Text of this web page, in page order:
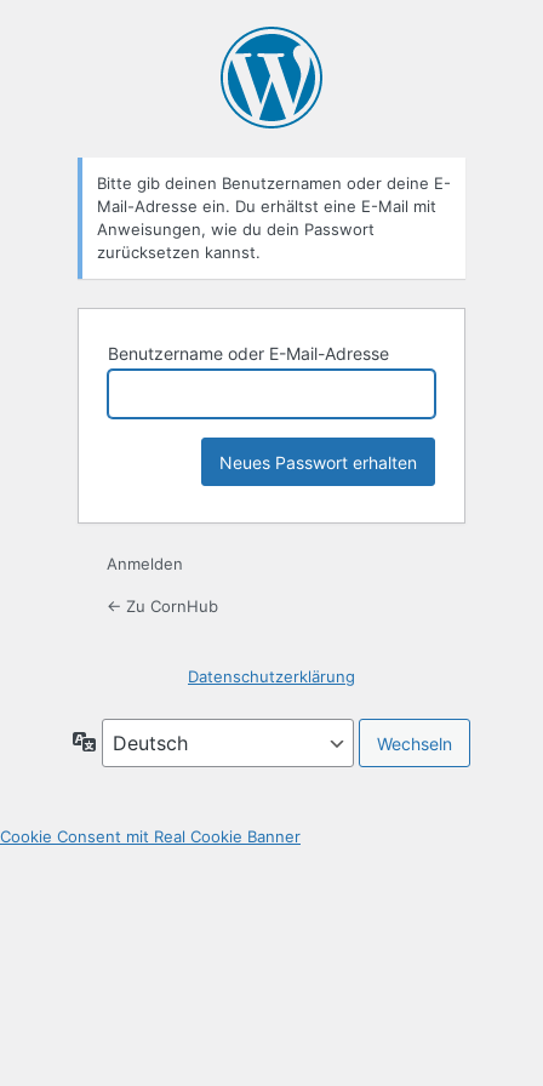
Bitte gib deinen Benutzernamen oder deine E-
Mail-Adresse ein. Du erhältst eine E-Mail mit
Anweisungen, wie du dein Passwort
zurücksetzen kannst.
Benutzername oder E-Mail-Adresse
Anmelden
← Zu CornHub
Datenschutzerklärung
Sprache
Cookie Consent mit Real Cookie Banner